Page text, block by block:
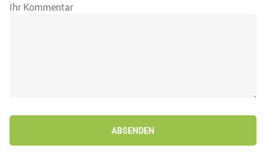
Ihr Kommentar
ABSENDEN